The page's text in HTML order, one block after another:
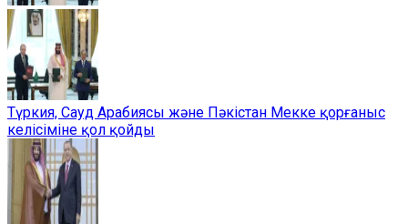
Түркия, Сауд Арабиясы және Пәкістан Мекке қорғаныс
келісіміне қол қойды